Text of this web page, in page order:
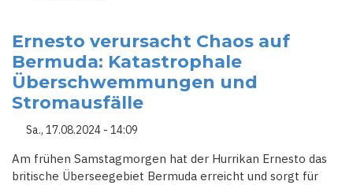
STEIGT
SCHNELLER
ALS
GLOBALER
DURCHSCHNITT
Ernesto verursacht Chaos auf
Bermuda: Katastrophale
Überschwemmungen und
Stromausfälle
Sa., 17.08.2024 - 14:09
Am frühen Samstagmorgen hat der Hurrikan Ernesto das
britische Überseegebiet Bermuda erreicht und sorgt für